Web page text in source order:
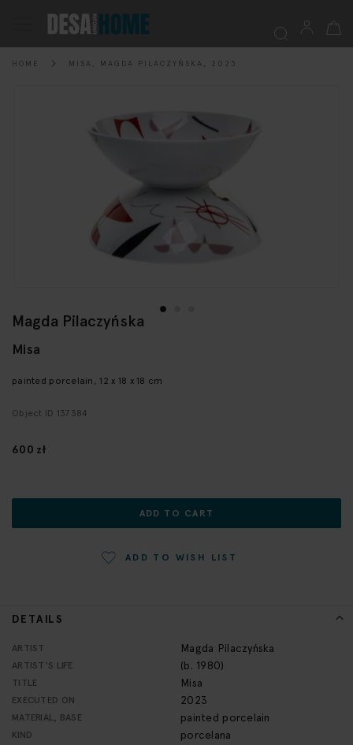
My
HOME MISA, MAGDA PILACZYŃSKA, 2023
Skip
beginning
the
gallery
DETAILS
More
Information
ARTIST Magda Pilaczyńska
ARTIST'S LIFE (b. 1980)
TITLE Misa
EXECUTED ON 2023
MATERIAL, BASE painted porcelain
KIND porcelana
Magda Pilaczyńska
painted porcelain, 12 x 18 x 18 cm
Misa
Object ID 137384
600 zł
ADD TO CART
ADD TO WISH LIST